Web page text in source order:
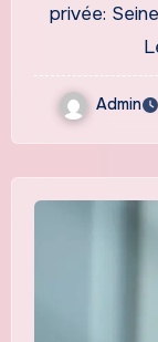
privée:
Admin